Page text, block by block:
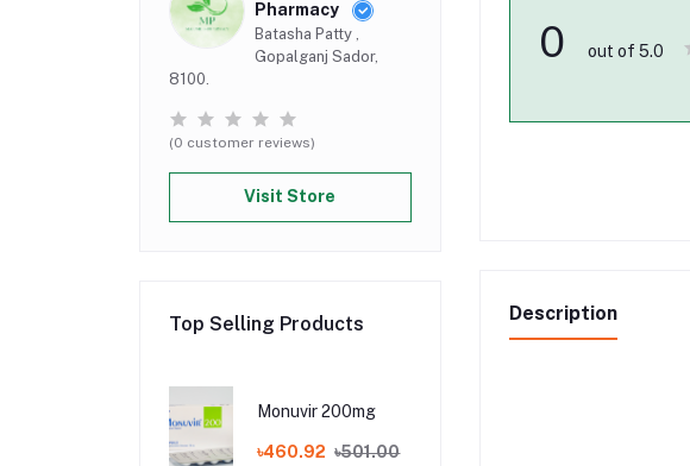
Pharmacy
Batasha Patty ,
Gopalganj Sador,
8100.
(0 customer reviews)
Visit Store
Top Selling Products
Monuvir 200mg
৳460.92 ৳501.00
0 out of 5.0
Description